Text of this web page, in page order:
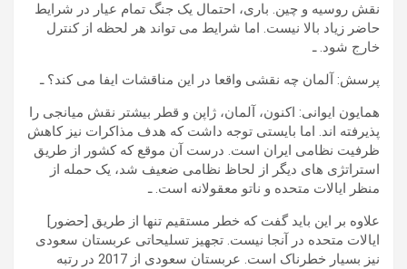
نقش روسیه و چین. باری، احتمال یک جنگ تمام عیار در شرایط
حاضر زیاد بالا نیست. اما شرایط می تواند هر لحظه از کنترل
خارج شود. ـ
پرسش: آلمان چه نقشی واقعا در این مناقشات ایفا می کند؟ ـ
همایون ایوانی: اکنون، آلمان، ژاپن و قطر بیشتر نقش میانجی را
پذیرفته اند. اما بایستی توجه داشت که هدف مذاکرات نیز کاهش
ظرفیت نظامی ایران است. درست آن موقع که کشور از طریق
استراتژی های دیگر از لحاظ نظامی ضعیف شد، یک حمله از
منظر ایالات متحده و ناتو معقولانه است. ـ
علاوه بر این باید گفت که خطر مستقیم تنها از طریق [حضور]
ایالات متحده در آنجا نیست. تجهیز تسلیحاتی عربستان سعودی
نیز بسیار خطرناک است. عربستان سعودی از 2017 در رتبه